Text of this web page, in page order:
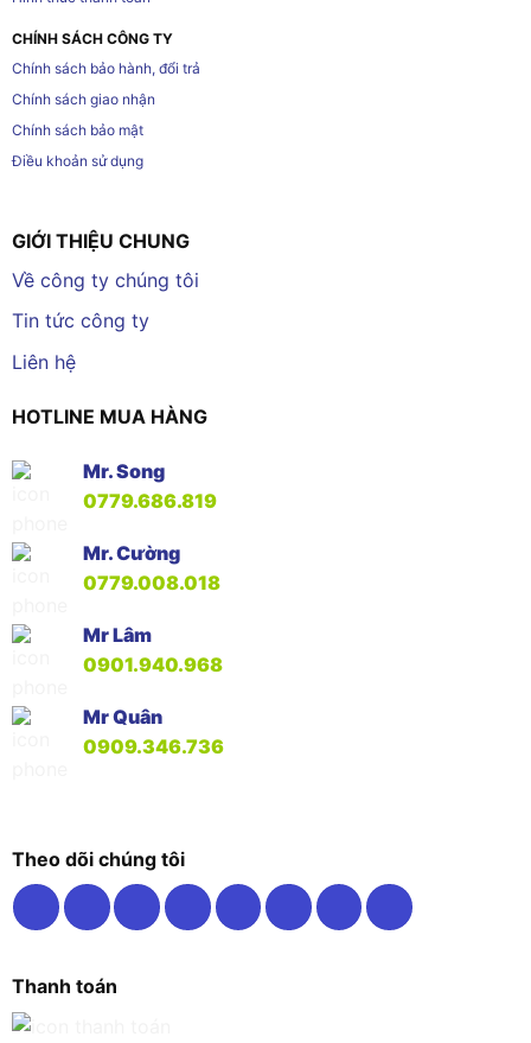
CHÍNH SÁCH CÔNG TY
Chính sách bảo hành, đổi trả
Chính sách giao nhận
Chính sách bảo mật
Điều khoản sử dụng
GIỚI THIỆU CHUNG
Về công ty chúng tôi
Tin tức công ty
Liên hệ
HOTLINE MUA HÀNG
Mr. Song
0779.686.819
Mr. Cường
0779.008.018
Mr Lâm
0901.940.968
Mr Quân
0909.346.736
Theo dõi chúng tôi
Thanh toán